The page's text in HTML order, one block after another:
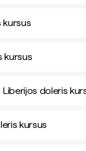
kursus
kursus
Liberijos doleris
kursus